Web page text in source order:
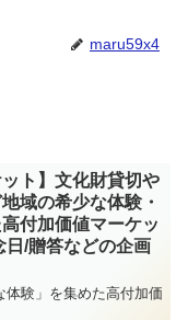
maru59x4
ット】文化財貸切や
域の希少な体験・
付加価値マーケッ
日/贈答などの企画
体験」を集めた高付加価